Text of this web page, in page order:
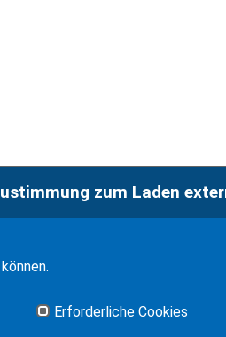
zum Laden
Erforderliche Cookies